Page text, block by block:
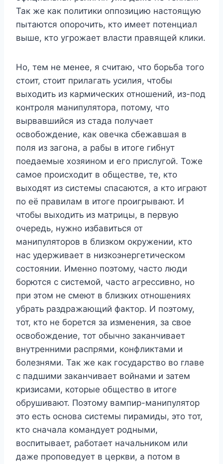
Так же как политики оппозицию настоящую
пытаются опорочить, кто имеет потенциал
выше, кто угрожает власти правящей клики.
Но, тем не менее, я считаю, что борьба того
стоит, стоит прилагать усилия, чтобы
выходить из кармических отношений, из-под
контроля манипулятора, потому, что
вырвавшийся из стада получает
освобождение, как овечка сбежавшая в
поля из загона, а рабы в итоге гибнут
поедаемые хозяином и его прислугой. Тоже
самое происходит в обществе, те, кто
выходят из системы спасаются, а кто играют
по её правилам в итоге проигрывают. И
чтобы выходить из матрицы, в первую
очередь, нужно избавиться от
манипуляторов в близком окружении, кто
нас удерживает в низкоэнергетическом
состоянии. Именно поэтому, часто люди
борются с системой, часто агрессивно, но
при этом не смеют в близких отношениях
убрать раздражающий фактор. И поэтому,
тот, кто не борется за изменения, за свое
освобождение, тот обычно заканчивает
внутренними распрями, конфликтами и
болезнями. Так же как государство во главе
с падшими заканчивает войнами и затем
кризисами, которые общество в итоге
обрушивают. Поэтому вампир-манипулятор
это есть основа системы пирамиды, это тот,
кто сначала командует родными,
воспитывает, работает начальником или
даже проповедует в церкви, а потом в